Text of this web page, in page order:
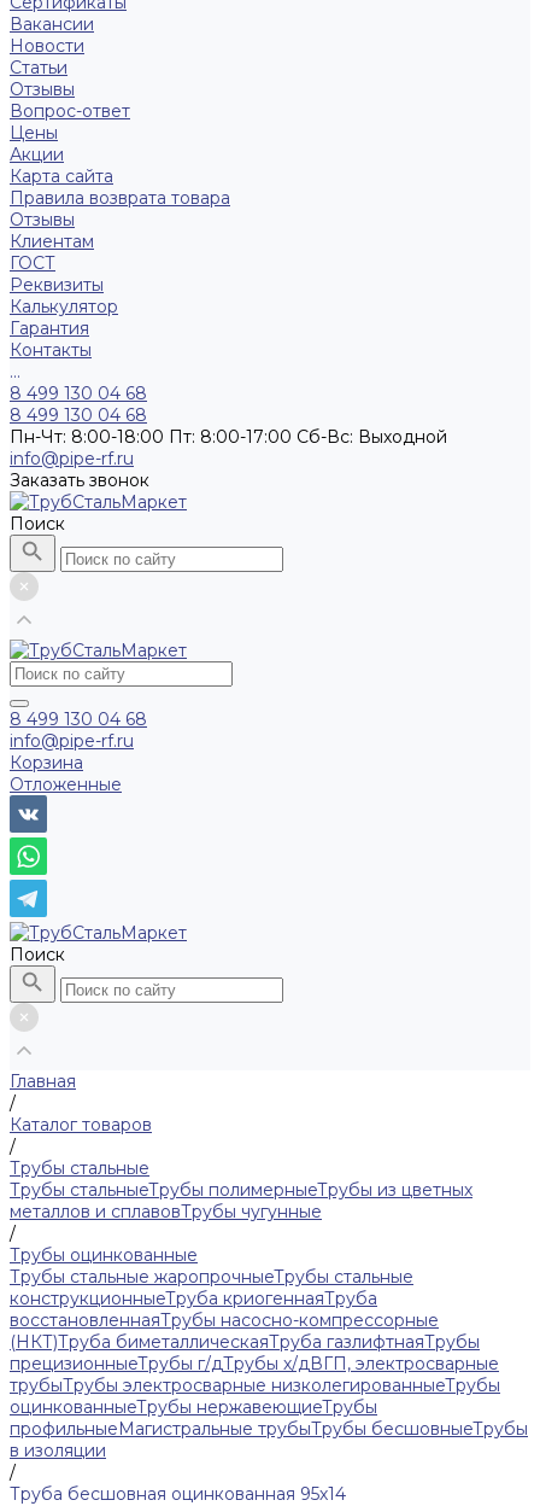
Вакансии
Новости
Статьи
Отзывы
Вопрос-ответ
Цены
Акции
Карта сайта
Правила возврата товара
Отзывы
Клиентам
ГОСТ
Реквизиты
Калькулятор
Гарантия
Контакты
...
8 499 130 04 68
8 499 130 04 68
Пн-Чт: 8:00-18:00 Пт: 8:00-17:00 Сб-Вс: Выходной
info@pipe-rf.ru
Заказать звонок
Поиск
8 499 130 04 68
info@pipe-rf.ru
Корзина
Отложенные
Поиск
Главная
/
Каталог товаров
/
Трубы стальные
Трубы стальныеТрубы полимерныеТрубы из цветных
металлов и сплавовТрубы чугунные
/
Трубы оцинкованные
Трубы стальные жаропрочныеТрубы стальные
конструкционныеТруба криогеннаяТруба
восстановленнаяТрубы насосно-компрессорные
(НКТ)Труба биметаллическаяТруба газлифтнаяТрубы
прецизионныеТрубы г/дТрубы х/дВГП, электросварные
трубыТрубы электросварные низколегированныеТрубы
оцинкованныеТрубы нержавеющиеТрубы
профильныеМагистральные трубыТрубы бесшовныеТрубы
в изоляции
/
Труба бесшовная оцинкованная 95х14